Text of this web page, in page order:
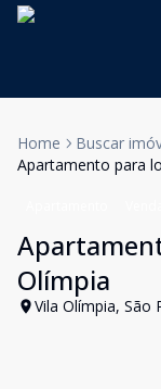
Home
Buscar
Apartamento para
Olímpia
Vila Olímpia, São